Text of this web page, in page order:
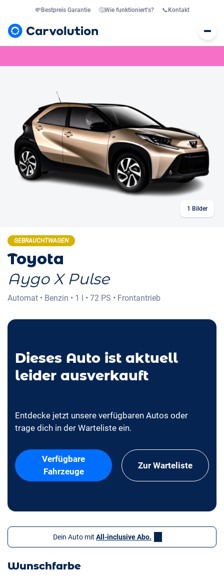
💸Bestpreis Garantie 🤔Wie funktioniert’s? 📞 Kontakt
1 Bilder
GEBRAUCHTWAGEN
Toyota
Aygo X Pulse
Automat • Benzin • 1 l • 72 PS • Frontantrieb
Dieses Auto ist aktuell
leider ausverkauft
Entdecke jetzt unsere verfügbaren Autos oder
trage dich in der Warteliste ein.
Verfügbare
Fahrzeuge
Zur Warteliste
Dein Auto mit All-inclusive Abo.
Wunschfarbe